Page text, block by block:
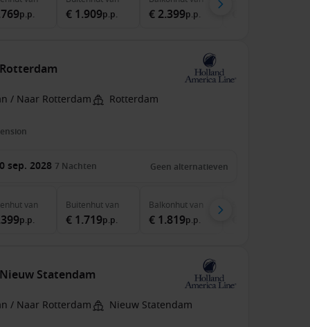
p.p. € 1.909p.p. € 2.399p.p.
/ Naar Rotterdam Rotterdam
sep. 2028 7 Nachten Geen alternatieven
van
p.p.
Buitenhutvan
€ 1.719p.p.
Balkonhutvan
€ 1.819p.p.
Statendam
/ Naar Rotterdam Nieuw Statendam